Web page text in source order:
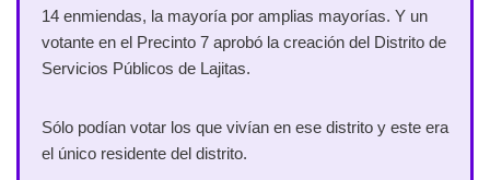
14 enmiendas, la mayoría por amplias mayorías. Y un
votante en el Precinto 7 aprobó la creación del Distrito de
Servicios Públicos de Lajitas.
Sólo podían votar los que vivían en ese distrito y este era
el único residente del distrito.